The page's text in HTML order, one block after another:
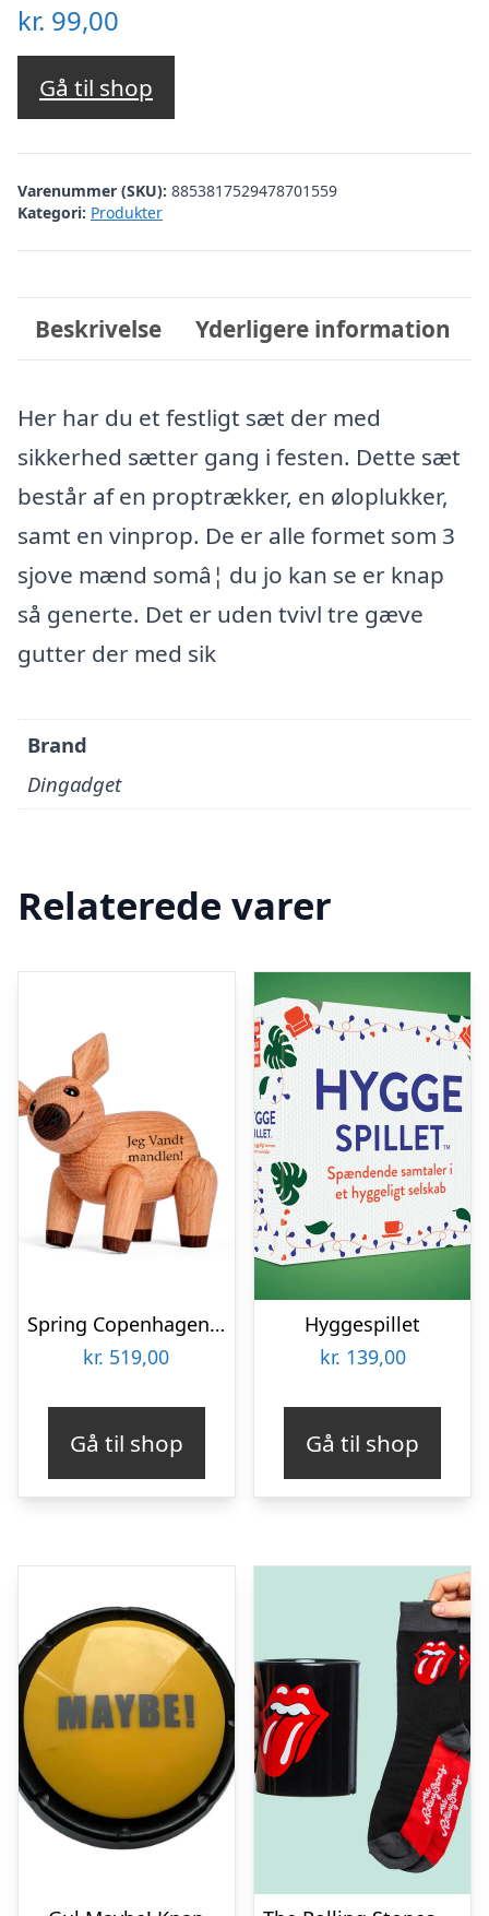
kr. 99,00
Gå til shop
Varenummer (SKU): 8853817529478701559
Kategori: Produkter
Beskrivelse Yderligere information
Her har du et festligt sæt der med
sikkerhed sætter gang i festen. Dette sæt
består af en proptrækker, en øloplukker,
samt en vinprop. De er alle formet som 3
sjove mænd somâ¦ du jo kan se er knap
så generte. Det er uden tvivl tre gæve
gutter der med sik
Brand
Dingadget
Relaterede varer
Spring Copenhagen – Percy ( mandelgave )
kr. 519,00
Gå til shop
Hyggespillet
kr. 139,00
Gå til shop